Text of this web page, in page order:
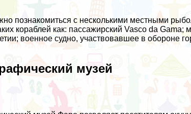
познакомиться с несколькими местными
кораблей как: пассажирский Vasco da
военное судно, участвовавшее в обороне
музей